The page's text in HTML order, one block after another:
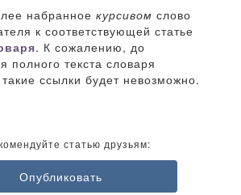
набранное курсивом слово
к соответствующей статье
. К сожалению, до
полного текста словаря
такие ссылки будет невозможно.
статью друзьям:
Опубликовать